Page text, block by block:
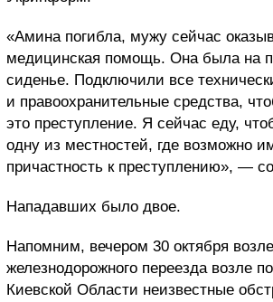
«Амина погибла, мужу сейчас
медицинская помощь. Она была на
сиденье. Подключили все
и правоохранительные средства,
это преступление. Я сейчас еду,
одну из местностей, где возможно
причастность к преступлению», —
Нападавших было двое.
Напомним, вечером 30 октября возле
железнодорожного переезда возле
Киевской Области неизвестные